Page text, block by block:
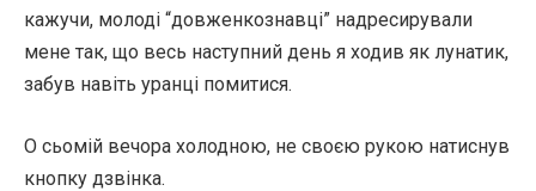
кажучи, молоді “довженкознавці” надресирували
мене так, що весь наступний день я ходив як лунатик,
забув навіть уранці помитися.
О сьомій вечора холодною, не своєю рукою натиснув
кнопку дзвінка.